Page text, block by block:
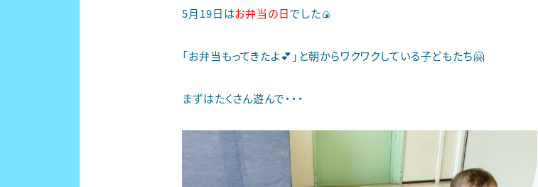
5月19日はお弁当の日でした🍙
「お弁当もってきたよ💕」と朝からワクワクしている子どもたち🤗
まずはたくさん遊んで・・・